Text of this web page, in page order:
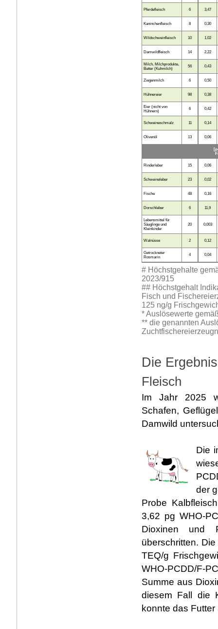
Pferdefleisch 6 3,47
Kaninchenfleisch 8 0,30
Wildschweinfleisch 10 1,02
Damwildfleisch 14 2,22
Milch, Milchprodukte,
Butter (Kuhmilch)
56 0,43
Ziegenmilch 6 0,50
Hühnereier 98 0,38
Eier (nicht von
Hühnern)
6 0,42
Schweineschmalz 11 0,14
Olivenöl 13 0,06
Rinderleber 15 0,06
Schweineleber 23 0,02
Fische 48 0,16
Dorschleber 6 11,9
Lebensmittel für
Säuglinge und
Kleinkinder
20 0,003
Walnüsse 2 0,12
Getrockneter
Rosmarin
4 0,04
# Höchstgehalte
2023/915
## Höchstgehalt
Fisch und
125 ng/g
* Auslösewerte
** die genannten
Die
Fleisch
Im Jahr 2025
Schafen,
Damwild
Die
der
Probe
3,62 pg WHO-
Dioxinen und
überschritten.
TEQ/g
WHO-PCDD/F-
Summe aus
diesem Fall die
konnte das